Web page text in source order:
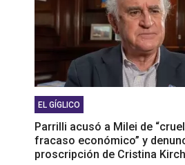
EL GÍGLICO
Parrilli acusó a Milei de
fracaso económico” y
proscripción de Cristina